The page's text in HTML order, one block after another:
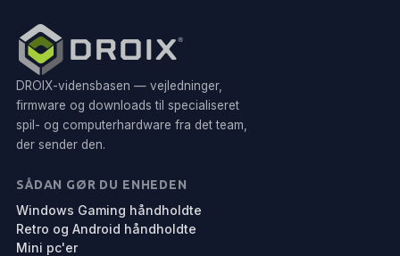
DROIX-vidensbasen — vejledninger,
firmware og downloads til specialiseret
spil- og computerhardware fra det team,
der sender den.
SÅDAN GØR DU ENHEDEN
Windows Gaming håndholdte
Retro og Android håndholdte
Mini pc'er